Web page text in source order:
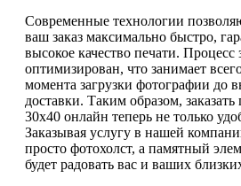
Современные технологии
ваш заказ максимально быстро,
высокое качество печати. Процесс
оптимизирован, что занимает
момента загрузки фотографии до
доставки. Таким образом, заказать
30х40 онлайн теперь не только
Заказывая услугу в нашей
просто фотохолст, а памятный
будет радовать вас и ваших